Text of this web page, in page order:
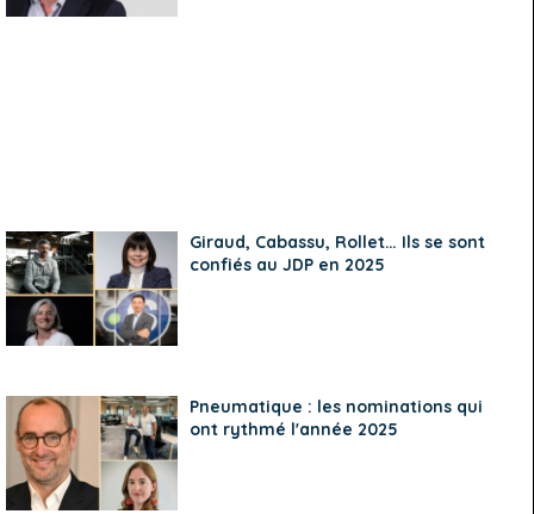
Giraud, Cabassu, Rollet… Ils se sont
confiés au JDP en 2025
Pneumatique : les nominations qui
ont rythmé l'année 2025